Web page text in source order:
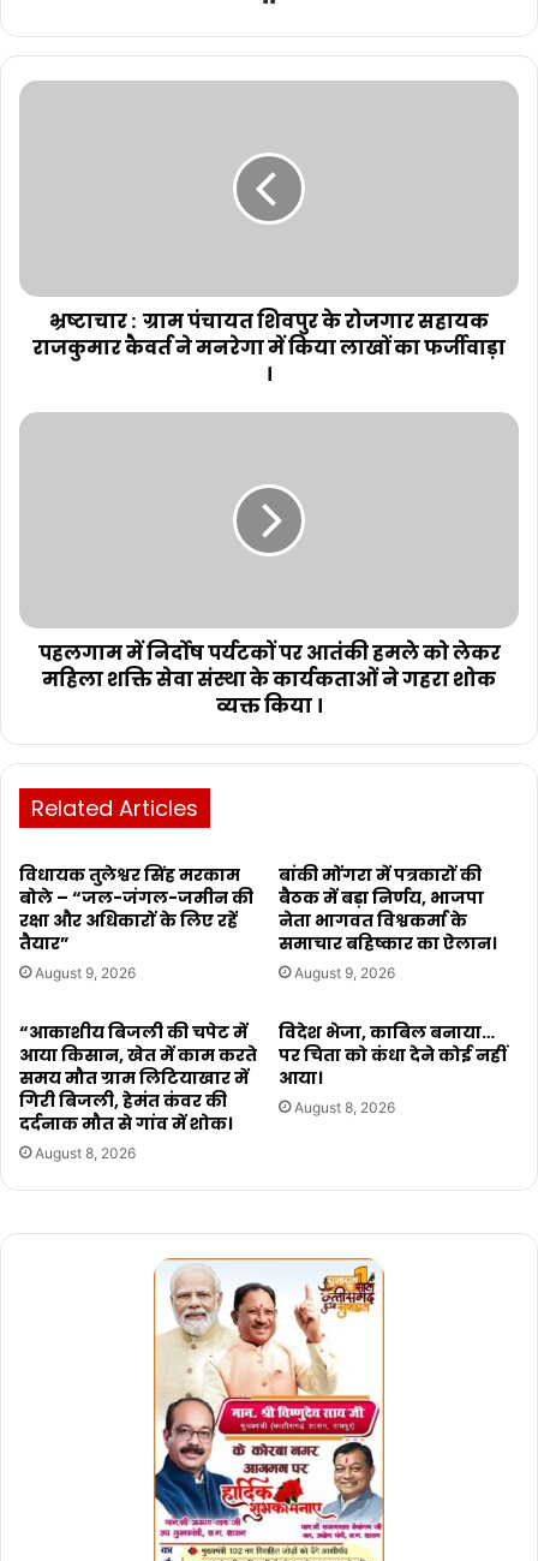
भ्रष्टाचार : ग्राम पंचायत शिवपुर के रोजगार सहायक
राजकुमार कैवर्त ने मनरेगा में किया लाखों का फर्जीवाड़ा
।
पहलगाम में निर्दोष पर्यटकों पर आतंकी हमले को लेकर
महिला शक्ति सेवा संस्था के कार्यकताओं ने गहरा शोक
व्यक्त किया ।
Related Articles
विधायक तुलेश्वर सिंह मरकाम
बोले – “जल-जंगल-जमीन की
रक्षा और अधिकारों के लिए रहें
तैयार”
August 9, 2026
बांकी मोंगरा में पत्रकारों की
बैठक में बड़ा निर्णय, भाजपा
नेता भागवत विश्वकर्मा के
समाचार बहिष्कार का ऐलान।
August 9, 2026
“आकाशीय बिजली की चपेट में
आया किसान, खेत में काम करते
समय मौत ग्राम लिटियाखार में
गिरी बिजली, हेमंत कंवर की
दर्दनाक मौत से गांव में शोक।
August 8, 2026
विदेश भेजा, काबिल बनाया…
पर चिता को कंधा देने कोई नहीं
आया।
August 8, 2026